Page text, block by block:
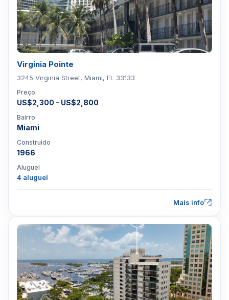
Virginia Pointe
3245 Virginia Street, Miami, FL 33133
Preço
US$2,300 – US$2,800
Bairro
Miami
Construído
1966
Aluguel
4 aluguel
Mais info